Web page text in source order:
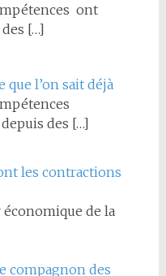
ont
[…]
que l’on sait déjà
des […]
les contractions
économique de la
compagnon des